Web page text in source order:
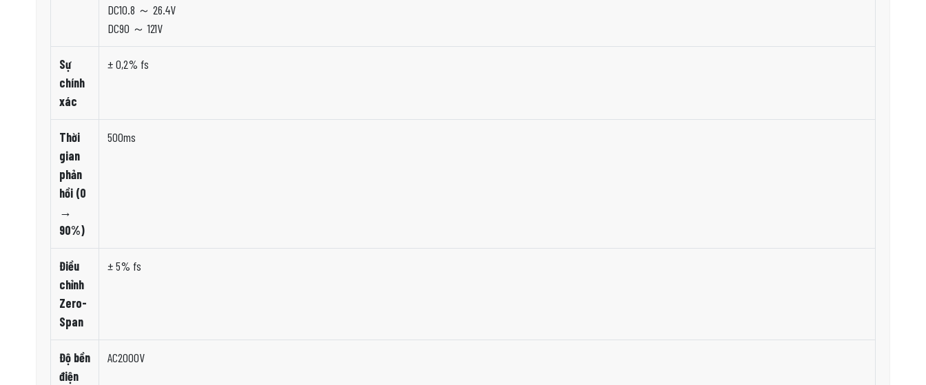
DC10.8 ～ 26.4V
DC90 ～ 121V
Sự
chính
xác
± 0,2% fs
Thời
gian
phản
hồi (0
→
90%)
500ms
Điều
chỉnh
Zero-
Span
± 5% fs
Độ bền
điện
AC2000V